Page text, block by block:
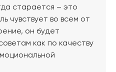
старается – это
чувствует во всем от
он будет
как по качеству